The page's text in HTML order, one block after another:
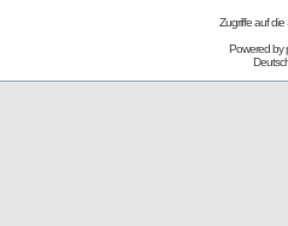
Zugriffe auf
Powered by